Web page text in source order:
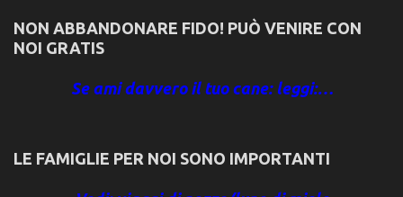
NON ABBANDONARE FIDO! PUÒ VENIRE CON
NOI GRATIS
Se ami davvero il tuo cane: leggi:…
LE FAMIGLIE PER NOI SONO IMPORTANTI